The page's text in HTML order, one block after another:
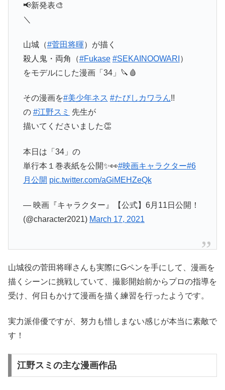
📢新発表🎨
＼
山城（#菅田将暉）が描く
殺人鬼・両角（#Fukase #SEKAINOOWARI ）
をモデルにした漫画「34」🔪🩸
その漫画を#美少年ネス #たびしカワラん!!
の #江野スミ 先生が
描いてくださいました👏
本日は「34」の
単行本１巻表紙を公開✨👀#映画キャラクター#6
月公開 pic.twitter.com/aGiMEHZeQk
— 映画『キャラクター』【公式】6月11日公開！
(@character2021) March 17, 2021
山城役の菅田将暉さんも実際にGペンを手にして、漫画を
描くシーンに挑戦していて、撮影開始前からプロの指導を
受け、何日もかけて漫画を描く練習を行ったようです。
実力派俳優ですが、努力も惜しまない感じが本当に素敵で
す！
江野スミの主な漫画作品